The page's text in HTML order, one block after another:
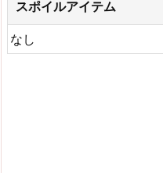
スポイルアイテム
なし